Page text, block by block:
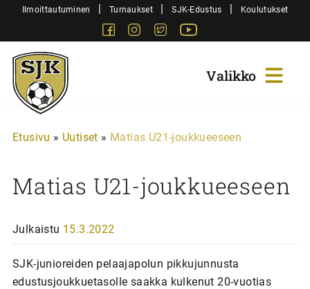
SiirryIlmoittautuminen | Turnaukset | SJK-Edustus | Koulutukset
FacebookInstagram
Twitter
Sjk-
Juniorit
Etusivu » Uutiset » Matias U21-joukkueeseen
Matias U21-joukkueeseen
Julkaistu 15.3.2022
SJK-junioreiden pelaajapolun pikkujunnusta
edustusjoukkuetasolle saakka kulkenut 20-vuotias